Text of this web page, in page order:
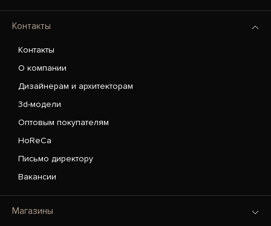
Контакты
Контакты
О компании
Дизайнерам и архитекторам
3d-модели
Оптовым покупателям
HoReCa
Письмо директору
Вакансии
Магазины